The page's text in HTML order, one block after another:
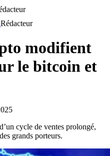
Rédacteur
modifient
le bitcoin et
cycle de ventes prolongé,
grands porteurs.